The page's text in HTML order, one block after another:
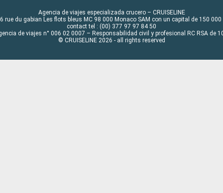
Agencia de viajes especializada crucero – CRUISELINE
rue du gabian Les flots bleus MC 98 000 Monaco SAM con un capital de 150 000
contact tel : (00) 377 97 97 84 50
de viajes n° 006 02 0007 – Responsabilidad civil y profesional RC RSA de
© CRUISELINE 2026 - all rights reserved